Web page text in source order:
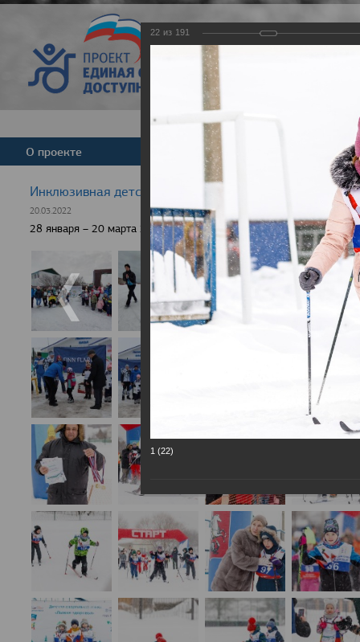
Версия для
О проекте
Инклюзивная детская гонка "Лыжня здоровья" 2022
20.03.2022
28 января – 20 марта 2022 г., 10 населенных пунктов России,
22 из 191
1 (22)